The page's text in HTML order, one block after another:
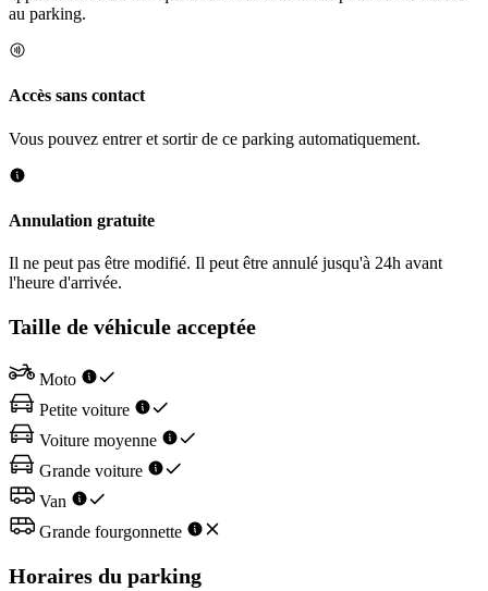
au parking.
Accès sans contact
Vous pouvez entrer et sortir de ce parking automatiquement.
Annulation gratuite
Il ne peut pas être modifié. Il peut être annulé jusqu'à 24h avant
l'heure d'arrivée.
Taille de véhicule acceptée
Moto
Petite voiture
Voiture moyenne
Grande voiture
Van
Grande fourgonnette
Horaires du parking